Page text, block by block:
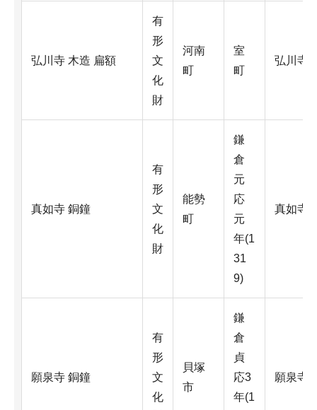
弘川寺 木造 扁額
有
形
文
化
財
河南
町
室
町
弘川寺
真如寺 銅鐘
有
形
文
化
財
能勢
町
鎌
倉
元
応
元
年(1
31
9)
真如寺
願泉寺 銅鐘
有
形
文
化
貝塚
市
鎌
倉
貞
応3
年(1
願泉寺